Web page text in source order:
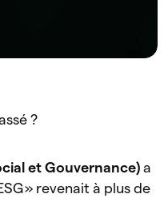
?
et Gouvernance) a
» revenait à plus de